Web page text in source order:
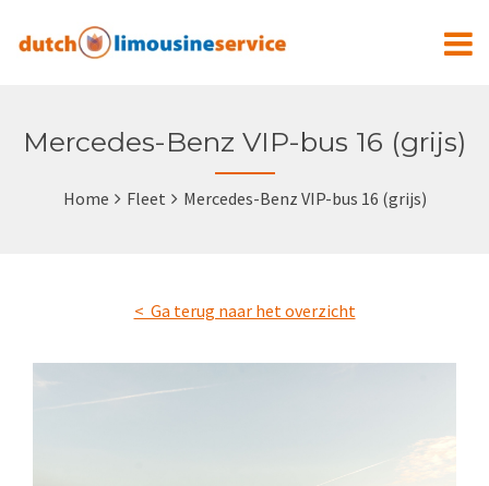
Mercedes-Benz VIP-bus 16 (grijs)
Home Fleet Mercedes-Benz VIP-bus 16 (grijs)
< Ga terug naar het overzicht